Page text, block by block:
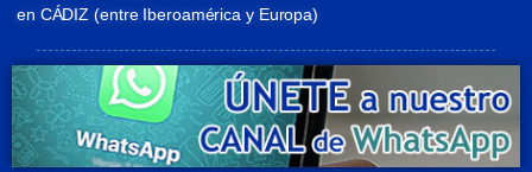
en CÁDIZ (entre Iberoamérica y Europa)